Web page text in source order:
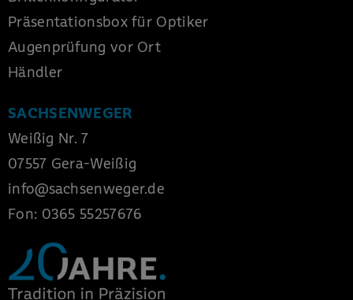
Präsentationsbox für Optiker
Augenprüfung vor Ort
Händler
SACHSENWEGER
Weißig Nr. 7
07557 Gera-Weißig
info@sachsenweger.de
Fon: 0365 55257676